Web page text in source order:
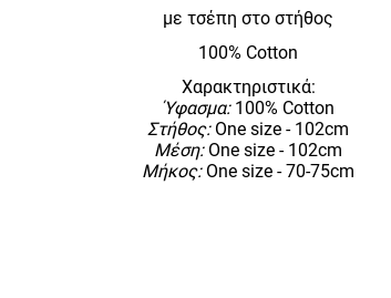
με τσέπη στο στήθος
100% Cotton
Χαρακτηριστικά:
Ύφασμα: 100% Cotton
Στήθος: One size - 102cm
Μέση: One size - 102cm
Μήκος: One size - 70-75cm